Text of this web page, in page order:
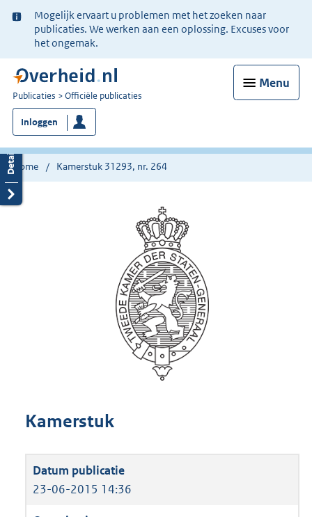
Ter
informatie:
Mogelijk ervaart u problemen met het zoeken naar
publicaties. We werken aan een oplossing. Excuses voor
het ongemak.
Menu
U
bent
nu
hier:
Publicaties Officiële publicaties
Inloggen
Home Kamerstuk 31293, nr. 264
Kamerstuk
23-06-2015 14:36